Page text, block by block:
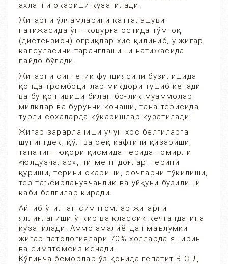
ахлатни оқариши кузатилади.
Жигарни ўлчамларини катталашуви
натижасида ўнг қовурға остида тўмтоқ
(дистензион) оғриқлар хис қилиниб, у жигар
капсуласини таранглашиши натижасида
пайдо бўлади.
Жигарни синтетик фунциясини бузилишида
қонда тромбоцитлар миқдори тушиб кетади
ва бу қон ивиши билан боғлиқ муаммолар:
милклар ва бурунни қонаши, тана терисида
турли сохаларда кўкаришлар кузатилади.
Жигар зарарланиши учун хос белгиларга
шунингдек, қўл ва оёқ кафтини қизариши,
тананинг юқори қисмида терида томирли
«юлдузчалар», пигмент доғлар, терини
қуриши, терини оқариши, сочларни тўкилиши,
тез таъсирланувчанлик ва уйқуни бузилиши
каби белгилар киради.
Айтиб ўтилган симптомлар жигарни
яллиғланиши ўткир ва классик кечгандагина
кузатилади. Аммо амалиётдан маълумки
жигар патологиялари 70% холларда яширин
ва симптомсиз кечади.
Кўпинча беморлар ўз қонида гепатит В С Д